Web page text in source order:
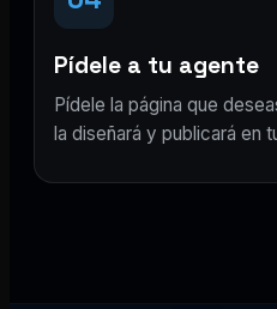
Pídele a tu agente
Pídele la página que
la diseñará y publicará en